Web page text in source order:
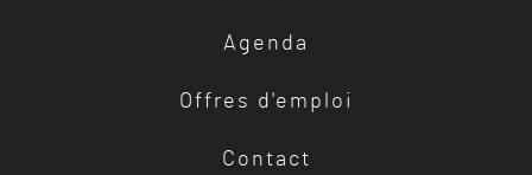
Agenda
Offres d'emploi
Contact